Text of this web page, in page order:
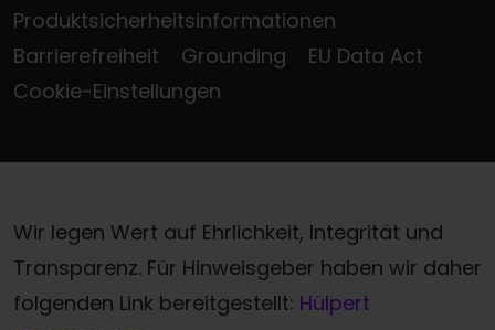
Produktsicherheitsinformationen
Barrierefreiheit
Grounding
EU Data Act
Cookie-Einstellungen
Wir legen Wert auf Ehrlichkeit, Integrität und
Transparenz. Für Hinweisgeber haben wir daher
folgenden Link bereitgestellt: Hülpert